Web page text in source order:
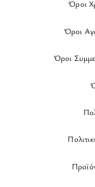
Όροι
Όροι
Όροι